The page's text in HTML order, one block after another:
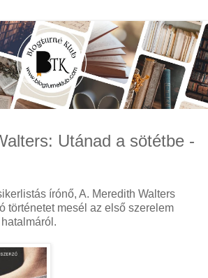
Utánad a sötétbe -
írónő, A. Meredith Walters
történetet mesél az első szerelem